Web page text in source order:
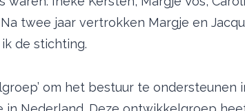
twee jaar vertrokken Margje en
de stichting.
om het bestuur te ondersteunen